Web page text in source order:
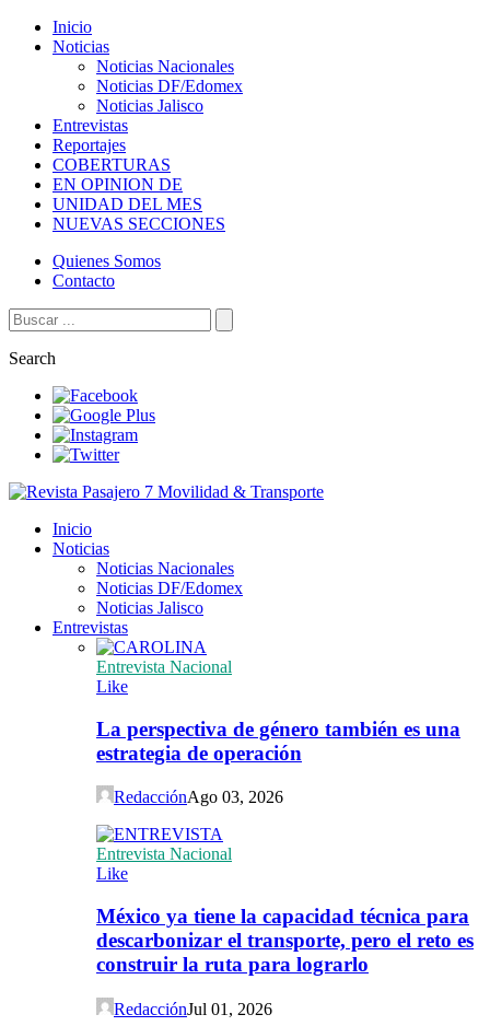
Inicio
Noticias
Noticias Nacionales
Noticias DF/Edomex
Noticias Jalisco
Entrevistas
Reportajes
COBERTURAS
EN OPINION DE
UNIDAD DEL MES
NUEVAS SECCIONES
Quienes Somos
Contacto
Search
Inicio
Noticias
Noticias Nacionales
Noticias DF/Edomex
Noticias Jalisco
Entrevistas
Entrevista Nacional
Like
La perspectiva de género también es una
estrategia de operación
RedacciónAgo 03, 2026
Entrevista Nacional
Like
México ya tiene la capacidad técnica para
descarbonizar el transporte, pero el reto es
construir la ruta para lograrlo
RedacciónJul 01, 2026